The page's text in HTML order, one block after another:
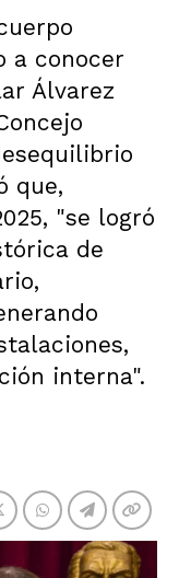
a conocer
Álvarez
que,
"se logró
de
interna".